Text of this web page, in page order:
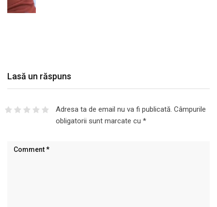
Lasă un răspuns
Adresa ta de email nu va fi publicată. Câmpurile
obligatorii sunt marcate cu *